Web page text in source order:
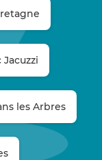
les Arbres